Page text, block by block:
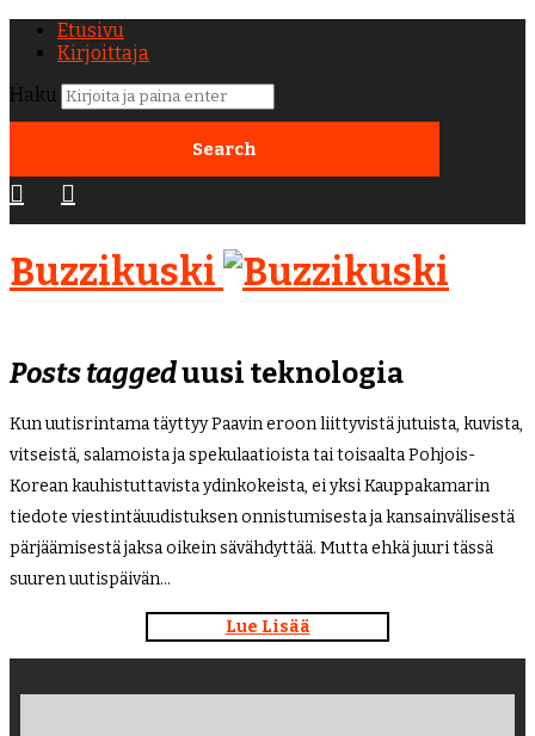
Etusivu
Kirjoittaja
Haku
Buzzikuski
Posts taggeduusi teknologia
Kun uutisrintama täyttyy Paavin eroon liittyvistä jutuista, kuvista,
vitseistä, salamoista ja spekulaatioista tai toisaalta Pohjois-
Korean kauhistuttavista ydinkokeista, ei yksi Kauppakamarin
tiedote viestintäuudistuksen onnistumisesta ja kansainvälisestä
pärjäämisestä jaksa oikein sävähdyttää. Mutta ehkä juuri tässä
suuren uutispäivän…
Lue Lisää